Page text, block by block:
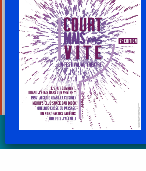
© Béatrice Cruveiller
lesdechargeurs.fr utilise
tiers sont utilisés pour